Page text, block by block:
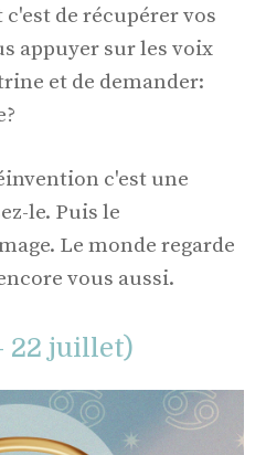
de récupérer vos
appuyer sur les voix
et de demander:
c'est une
le. Puis le
Le monde regarde
vous aussi.
22 juillet)